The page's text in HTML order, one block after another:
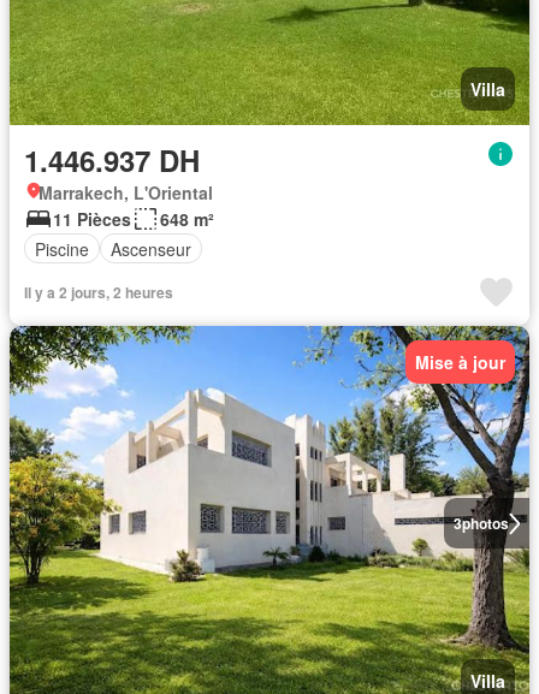
Villa
1.446.937 DH
Marrakech, L'Oriental
11 Pièces
648 m²
Piscine
Ascenseur
Il y a 2 jours, 2 heures
3photos
Mise à jour
Villa